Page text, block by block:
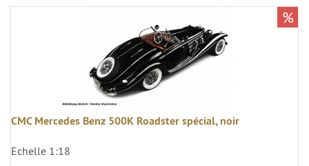
CMC Mercedes Benz 500K Roadster spécial, noir
Echelle 1:18
%